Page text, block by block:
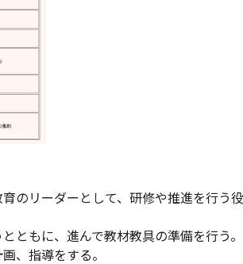
のリーダーとして、研修や推進を行う役
ともに、進んで教材教具の準備を行う。
、指導をする。